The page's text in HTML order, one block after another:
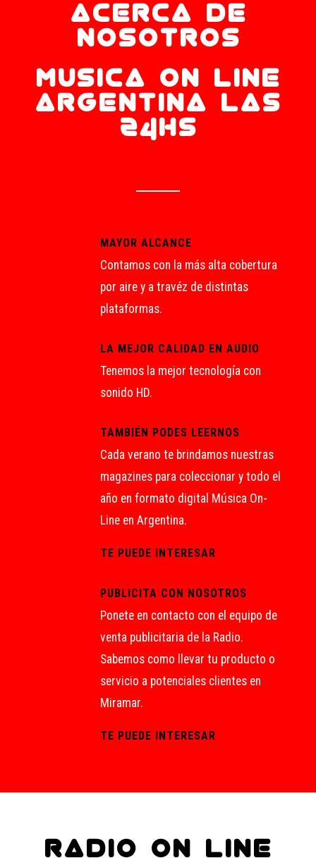
ACERCA DE
NOSOTROS
MUSICA ON LINE
ARGENTINA LAS
24HS
MAYOR ALCANCE
Contamos con la más alta cobertura
por aire y a travéz de distintas
plataformas.
LA MEJOR CALIDAD EN AUDIO
Tenemos la mejor tecnología con
sonido HD.
TAMBIÉN PODES LEERNOS
Cada verano te brindamos nuestras
magazines para coleccionar y todo el
año en formato digital Música On-
Line en Argentina.
TE PUEDE INTERESAR
PUBLICITA CON NOSOTROS
Ponete en contacto con el equipo de
venta publicitaria de la Radio.
Sabemos como llevar tu producto o
servicio a potenciales clientes en
Miramar.
TE PUEDE INTERESAR
RADIO ON LINE